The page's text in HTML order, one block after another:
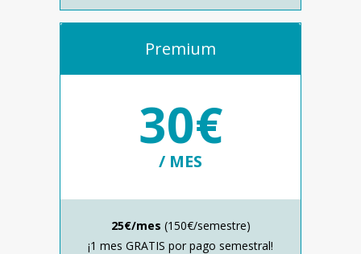
Premium
30€
/ MES
25€/mes (150€/semestre)
¡1 mes GRATIS por pago semestral!